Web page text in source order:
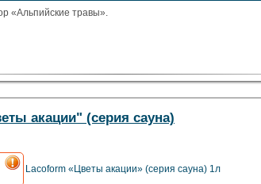
«Альпийские травы».
акации" (серия сауна)
Lacoform «Цветы акации» (серия сауна) 1л